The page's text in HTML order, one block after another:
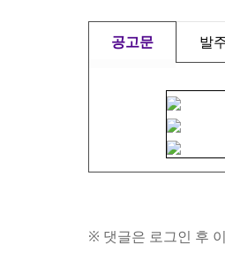
공고문 발
※ 댓글은 로그인 후